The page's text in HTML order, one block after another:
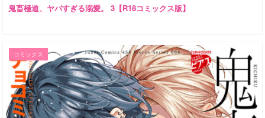
鬼畜極道、ヤバすぎる溺愛。 3【R18コミックス版】
コミックス